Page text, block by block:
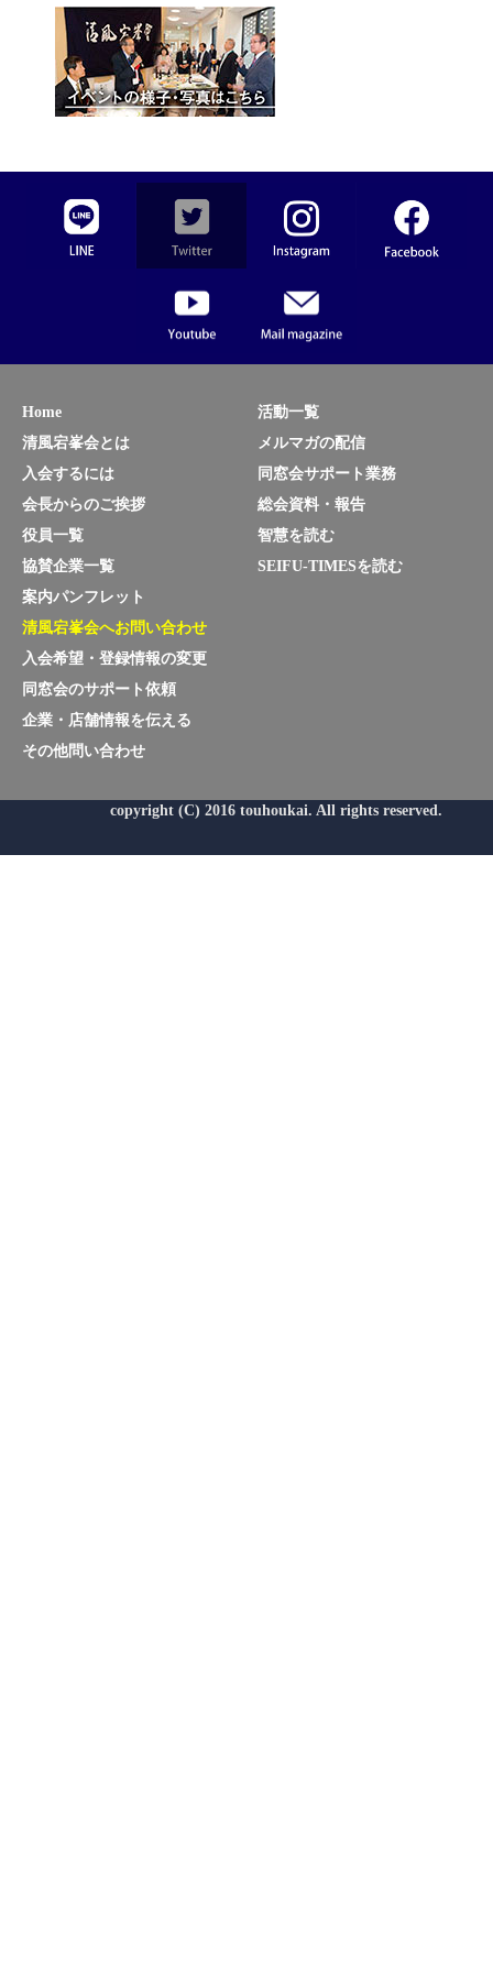
Home
清風宕峯会とは
入会するには
会長からのご挨拶
役員一覧
協賛企業一覧
活動一覧
メルマガの配信
同窓会サポート業務
総会資料・報告
智慧を読む
SEIFU-TIMESを読む
案内パンフレット
清風宕峯会へお問い合わせ
入会希望・登録情報の変更
同窓会のサポート依頼
企業・店舗情報を伝える
その他問い合わせ
copyright (C) 2016 touhoukai. All rights reserved.